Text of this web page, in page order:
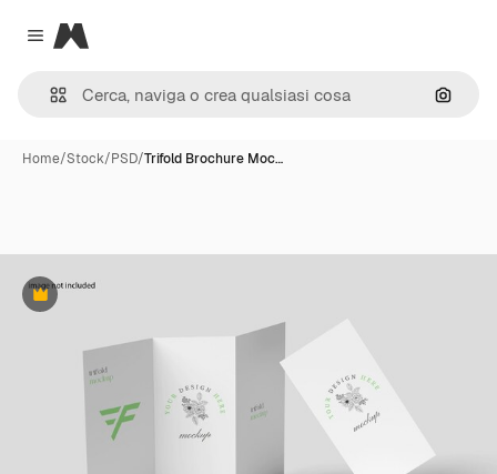
Close menu
Magnific
Cerca
Home/Stock/PSD/Trifold Brochure Moc…
Premium